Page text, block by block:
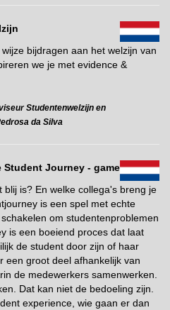
bijdragen aan het welzijn van
we je met evidence &
Studentenwelzijn en
da Silva
Student Journey - game
is? En welke collega's breng je
is een spel met echte
om studentenproblemen
is een boeiend proces dat laat
de student door zijn of haar
een groot deel afhankelijk van
de medewerkers samenwerken.
Dat kan niet de bedoeling zijn.
experience, wie gaan er dan